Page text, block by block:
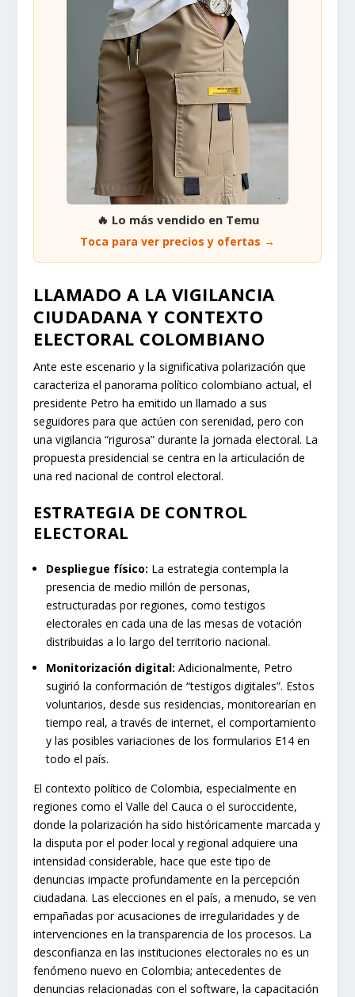
🔥 Lo más vendido en Temu
Toca para ver precios y ofertas →
LLAMADO A LA VIGILANCIA
CIUDADANA Y CONTEXTO
ELECTORAL COLOMBIANO
Ante este escenario y la significativa polarización que
caracteriza el panorama político colombiano actual, el
presidente Petro ha emitido un llamado a sus
seguidores para que actúen con serenidad, pero con
una vigilancia “rigurosa” durante la jornada electoral. La
propuesta presidencial se centra en la articulación de
una red nacional de control electoral.
ESTRATEGIA DE CONTROL
ELECTORAL
Despliegue físico: La estrategia contempla la
presencia de medio millón de personas,
estructuradas por regiones, como testigos
electorales en cada una de las mesas de votación
distribuidas a lo largo del territorio nacional.
Monitorización digital: Adicionalmente, Petro
sugirió la conformación de “testigos digitales”. Estos
voluntarios, desde sus residencias, monitorearían en
tiempo real, a través de internet, el comportamiento
y las posibles variaciones de los formularios E14 en
todo el país.
El contexto político de Colombia, especialmente en
regiones como el Valle del Cauca o el suroccidente,
donde la polarización ha sido históricamente marcada y
la disputa por el poder local y regional adquiere una
intensidad considerable, hace que este tipo de
denuncias impacte profundamente en la percepción
ciudadana. Las elecciones en el país, a menudo, se ven
empañadas por acusaciones de irregularidades y de
intervenciones en la transparencia de los procesos. La
desconfianza en las instituciones electorales no es un
fenómeno nuevo en Colombia; antecedentes de
denuncias relacionadas con el software, la capacitación